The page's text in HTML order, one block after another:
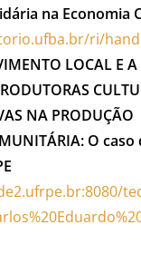
na Economia
ri/
LOCAL E
NA PRODUÇÃO
O caso